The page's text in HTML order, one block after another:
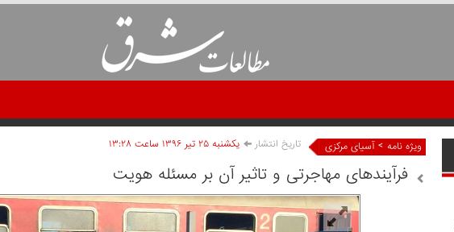
ویژه نامه > آسیای مرکزی تاریخ انتشار يکشنبه ۲۵ تير ۱۳۹۶ ساعت ۱۳:۲۸
فرآیندهای مهاجرتی و تاثیر آن بر مسئله هویت